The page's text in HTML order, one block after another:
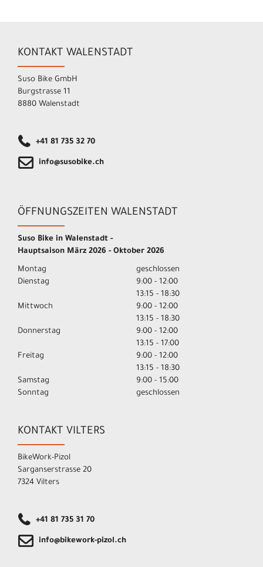
KONTAKT WALENSTADT
Suso Bike GmbH
Burgstrasse 11
8880 Walenstadt
+41 81 735 32 70
info@susobike.ch
ÖFFNUNGSZEITEN WALENSTADT
Suso Bike in Walenstadt -
Hauptsaison März 2026 - Oktober 2026
Montag
geschlossen
Dienstag
9:00 - 12:00
13:15 - 18:30
Mittwoch
9:00 - 12:00
13:15 - 18:30
Donnerstag
9:00 - 12:00
13:15 - 17:00
Freitag
9:00 - 12:00
13:15 - 18:30
Samstag
9:00 - 15:00
Sonntag
geschlossen
KONTAKT VILTERS
BikeWork-Pizol
Sarganserstrasse 20
7324 Vilters
+41 81 735 31 70
info@bikework-pizol.ch